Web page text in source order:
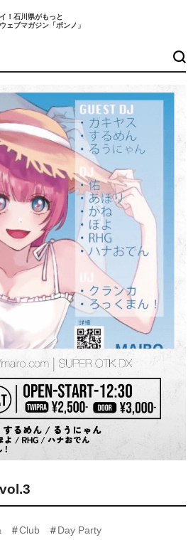
！石川県がもっと
ェブマガジン「ボンノ」
Club Day Party